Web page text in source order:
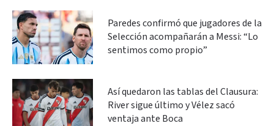
Paredes confirmó que jugadores de la
Selección acompañarán a Messi: “Lo
sentimos como propio”
Así quedaron las tablas del Clausura:
River sigue último y Vélez sacó
ventaja ante Boca